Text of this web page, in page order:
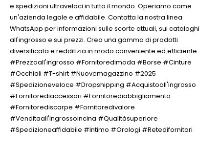
e spedizioni ultraveloci in tutto il mondo. Operiamo come
un'azienda legale e affidabile. Contatta la nostra linea
WhatsApp per informazioni sulle scorte attuali, sui cataloghi
all'ingrosso e sui prezzi. Crea una gamma di prodotti
diversificata e redditizia in modo conveniente ed efficiente.
#Prezzoall'ingrosso #Fornitoredimoda #Borse #Cinture
#Occhiali #T-shirt #Nuovemagazzino #2025
#Spedizioneveloce #Dropshipping #Acquistoall'ingrosso
#Fornitorediaccessori #Fornitorediabbigliamento
#Fornitorediscarpe #Fornitoredivalore
#Venditaall'ingrossoincina #Qualitàsuperiore
#Spedizioneaffidabile #Intimo #Orologi #Retedifornitori